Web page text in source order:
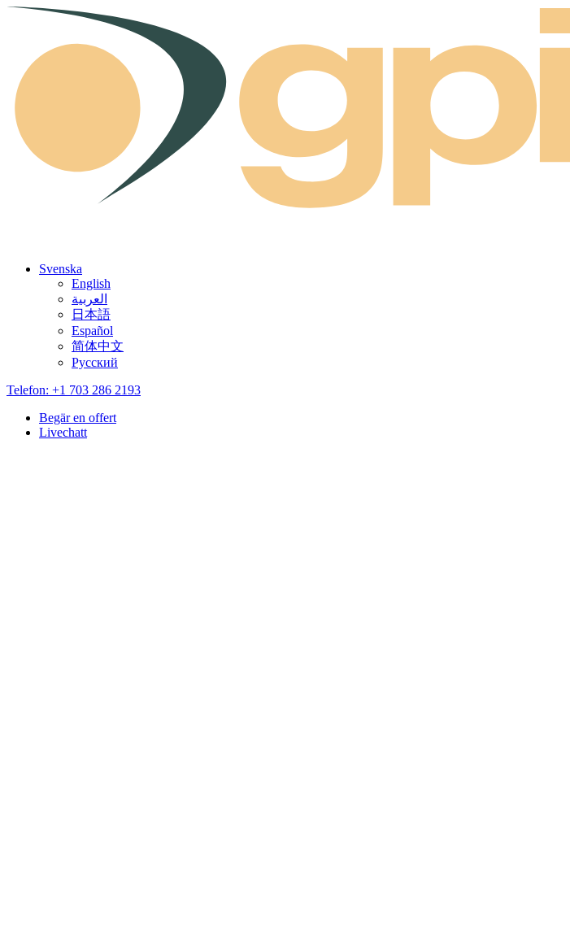
Skip to content
Svenska
English
العربية
日本語
Español
简体中文
Русский
Telefon: +1 703 286 2193
Begär en offert
Livechatt